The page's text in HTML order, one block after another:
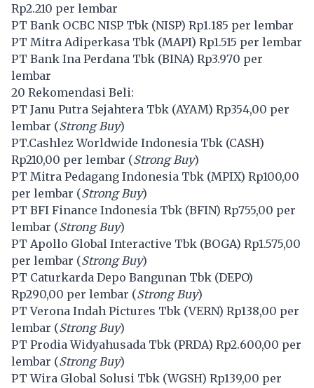
Rp2.210 per lembar
PT Bank OCBC NISP Tbk (NISP) Rp1.185 per lembar
PT Mitra Adiperkasa Tbk (MAPI) Rp1.515 per lembar
PT Bank Ina Perdana Tbk (BINA) Rp3.970 per
lembar
20 Rekomendasi Beli:
PT Janu Putra Sejahtera Tbk (AYAM) Rp354,00 per
lembar (Strong Buy)
PT.Cashlez Worldwide Indonesia Tbk (CASH)
Rp210,00 per lembar (Strong Buy)
PT Mitra Pedagang Indonesia Tbk (MPIX) Rp100,00
per lembar (Strong Buy)
PT BFI Finance Indonesia Tbk (BFIN) Rp755,00 per
lembar (Strong Buy)
PT Apollo Global Interactive Tbk (BOGA) Rp1.575,00
per lembar (Strong Buy)
PT Caturkarda Depo Bangunan Tbk (DEPO)
Rp290,00 per lembar (Strong Buy)
PT Verona Indah Pictures Tbk (VERN) Rp138,00 per
lembar (Strong Buy)
PT Prodia Widyahusada Tbk (PRDA) Rp2.600,00 per
lembar (Strong Buy)
PT Wira Global Solusi Tbk (WGSH) Rp139,00 per